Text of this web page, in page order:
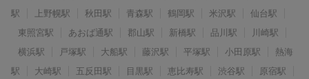
駅
上野幌駅 秋田駅 青森駅 鶴岡駅 米沢駅
仙台駅
東照宮駅
あおば通駅 郡山駅 新橋駅 品川駅
川崎駅
横浜駅
戸塚駅 大船駅 藤沢駅 平塚駅 小田原駅
熱海
駅
大崎駅 五反田駅 目黒駅 恵比寿駅 渋谷駅
原宿駅